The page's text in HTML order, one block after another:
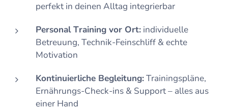
perfekt in deinen Alltag integrierbar
Personal Training vor Ort: individuelle
Betreuung, Technik-Feinschliff & echte
Motivation
Kontinuierliche Begleitung:Trainingspläne,
Ernährungs-Check-ins & Support – alles aus
einer Hand